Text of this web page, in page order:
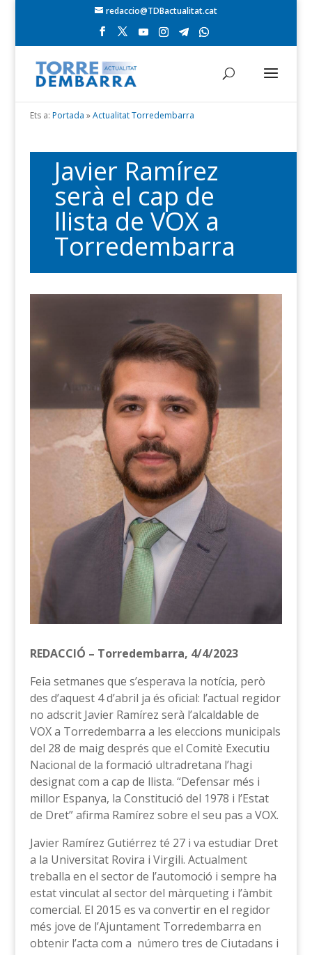
redaccio@TDBactualitat.cat
Ets a: Portada »Actualitat Torredembarra
Javier Ramírez
serà el cap de
llista de VOX a
Torredembarra
REDACCIÓ – Torredembarra, 4/4/2023
Feia setmanes que s’esperava la notícia, però
des d’aquest 4 d’abril ja és oficial: l’actual regidor
no adscrit Javier Ramírez serà l’alcaldable de
VOX a Torredembarra a les eleccions municipals
del 28 de maig després que el Comitè Executiu
Nacional de la formació ultradretana l’hagi
designat com a cap de llista. “Defensar més i
millor Espanya, la Constitució del 1978 i l’Estat
de Dret” afirma Ramírez sobre el seu pas a VOX.
Javier Ramírez Gutiérrez té 27 i va estudiar Dret
a la Universitat Rovira i Virgili. Actualment
treballa en el sector de l’automoció i sempre ha
estat vinculat al sector del màrqueting i l’àmbit
comercial. El 2015 es va convertir en el regidor
més jove de l’Ajuntament Torredembarra en
obtenir l’acta com a número tres de Ciutadans i